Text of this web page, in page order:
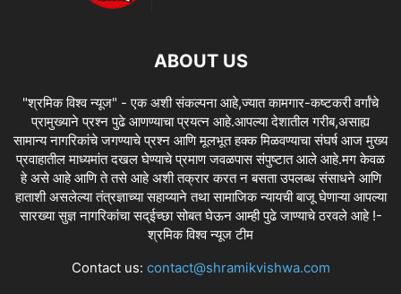
ABOUT US
"श्रमिक विश्व न्यूज" - एक अशी संकल्पना आहे,ज्यात कामगार-कष्टकरी वर्गांचे
प्रामुख्याने प्रश्न पुढे आणण्याचा प्रयत्न आहे.आपल्या देशातील गरीब,असाह्य
सामान्य नागरिकांचे जगण्याचे प्रश्न आणि मूलभूत हक्क मिळवण्याचा संघर्ष आज मुख्य
प्रवाहातील माध्यमांत दखल घेण्याचे प्रमाण जवळपास संपुष्टात आले आहे.मग केवळ
हे असे आहे आणि ते तसे आहे अशी तक्रार करत न बसता उपलब्ध संसाधने आणि
हाताशी असलेल्या तंत्रज्ञाच्या सहाय्याने तथा सामाजिक न्यायची बाजू घेणाऱ्या आपल्या
सारख्या सुज्ञ नागरिकांचा सद्ईच्छा सोबत घेऊन आम्ही पुढे जाण्याचे ठरवले आहे !-
श्रमिक विश्व न्यूज टीम
Contact us: contact@shramikvishwa.com